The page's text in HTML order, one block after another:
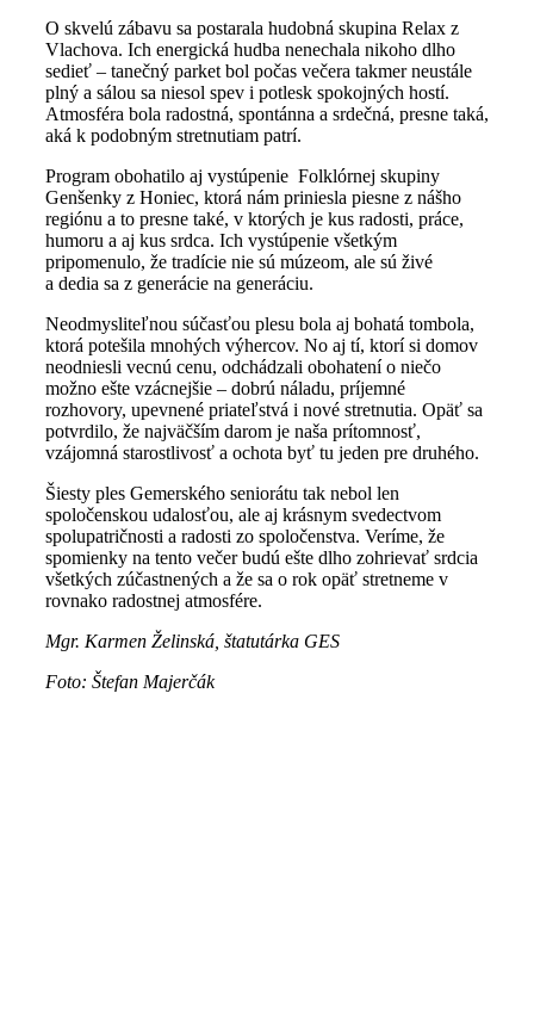
O skvelú zábavu sa postarala hudobná skupina Relax z
Vlachova. Ich energická hudba nenechala nikoho dlho
sedieť – tanečný parket bol počas večera takmer neustále
plný a sálou sa niesol spev i potlesk spokojných hostí.
Atmosféra bola radostná, spontánna a srdečná, presne taká,
aká k podobným stretnutiam patrí.
Program obohatilo aj vystúpenie Folklórnej skupiny
Genšenky z Honiec, ktorá nám priniesla piesne z nášho
regiónu a to presne také, v ktorých je kus radosti, práce,
humoru a aj kus srdca. Ich vystúpenie všetkým
pripomenulo, že tradície nie sú múzeom, ale sú živé
a dedia sa z generácie na generáciu.
Neodmysliteľnou súčasťou plesu bola aj bohatá tombola,
ktorá potešila mnohých výhercov. No aj tí, ktorí si domov
neodniesli vecnú cenu, odchádzali obohatení o niečo
možno ešte vzácnejšie – dobrú náladu, príjemné
rozhovory, upevnené priateľstvá i nové stretnutia. Opäť sa
potvrdilo, že najväčším darom je naša prítomnosť,
vzájomná starostlivosť a ochota byť tu jeden pre druhého.
Šiesty ples Gemerského seniorátu tak nebol len
spoločenskou udalosťou, ale aj krásnym svedectvom
spolupatričnosti a radosti zo spoločenstva. Veríme, že
spomienky na tento večer budú ešte dlho zohrievať srdcia
všetkých zúčastnených a že sa o rok opäť stretneme v
rovnako radostnej atmosfére.
Mgr. Karmen Želinská, štatutárka GES
Foto: Štefan Majerčák